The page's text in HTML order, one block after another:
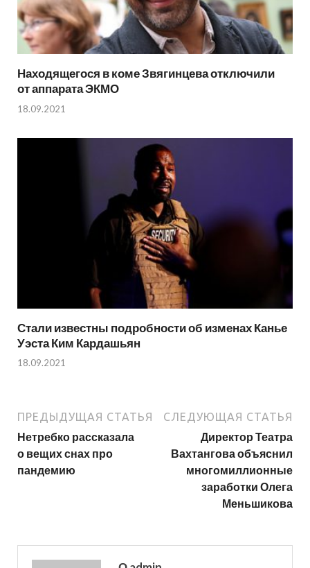
Находящегося в коме Звягинцева отключили
от аппарата ЭКМО
18.09.2021
Стали известны подробности об изменах Канье
Уэста Ким Кардашьян
18.09.2021
ПРЕДЫДУЩАЯ СТАТЬЯ
Нетребко рассказала
о вещих снах про
пандемию
СЛЕДУЮЩАЯ СТАТЬЯ
Директор Театра
Вахтангова объяснил
многомиллионные
заработки Олега
Меньшикова